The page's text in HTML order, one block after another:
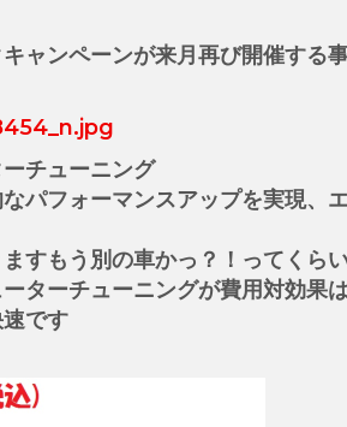
ャンペーンが来月再び開催する
チューニング
パフォーマンスアップを実現、
すもう別の車かっ？！ってくら
ターチューニングが費用対効果は
です